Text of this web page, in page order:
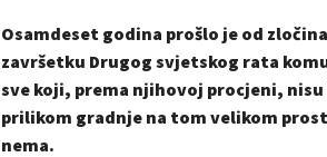
Osamdeset godina prošlo je od
završetku Drugog svjetskog rata
sve koji, prema njihovoj procjeni,
prilikom gradnje na tom velikom
nema.